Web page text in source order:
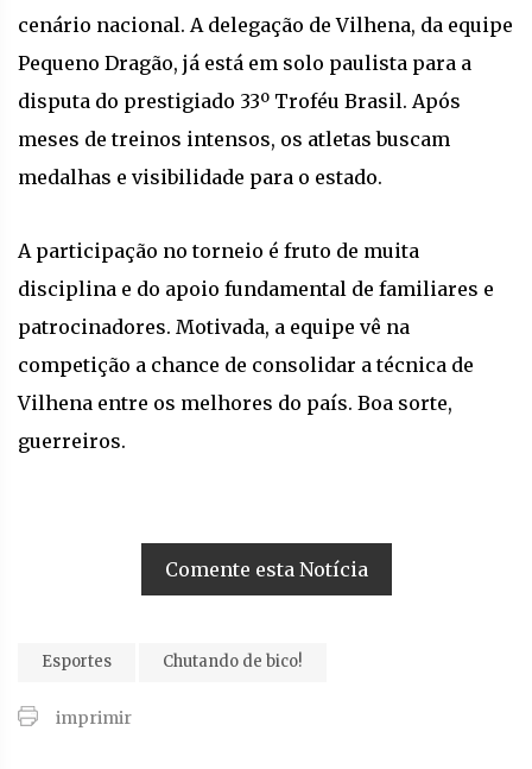
cenário nacional. A delegação de Vilhena, da equipe
Pequeno Dragão, já está em solo paulista para a
disputa do prestigiado 33º Troféu Brasil. Após
meses de treinos intensos, os atletas buscam
medalhas e visibilidade para o estado.
A participação no torneio é fruto de muita
disciplina e do apoio fundamental de familiares e
patrocinadores. Motivada, a equipe vê na
competição a chance de consolidar a técnica de
Vilhena entre os melhores do país. Boa sorte,
guerreiros.
Comente esta Notícia
Esportes Chutando de bico!
imprimir